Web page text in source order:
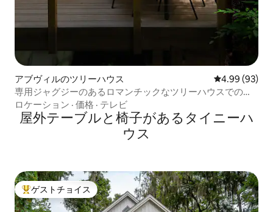
アブヴィルのツリーハウス レビュー93
4.99 (93)
専用ジャグジーのあるロマンチックなツリーハウスでの休
暇
ロケーション · 価格 · テレビ
屋外テーブルと椅子があるタイニーハ
ウス
大好評のゲストチョイスです。
ゲストチョイス